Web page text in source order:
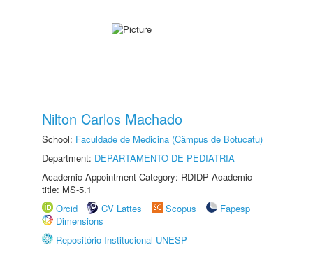
Nilton Carlos Machado
School: Faculdade de Medicina (Câmpus de Botucatu)
Department: DEPARTAMENTO DE PEDIATRIA
Academic Appointment Category: RDIDP Academic
title: MS-5.1
Orcid
CV Lattes Scopus
Fapesp
Dimensions
Repositório Institucional UNESP